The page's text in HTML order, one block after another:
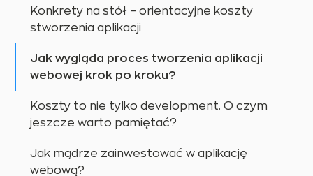
Konkrety na stół – orientacyjne koszty
stworzenia aplikacji
Jak wygląda proces tworzenia aplikacji
webowej krok po kroku?
Koszty to nie tylko development. O czym
jeszcze warto pamiętać?
Jak mądrze zainwestować w aplikację
webową?